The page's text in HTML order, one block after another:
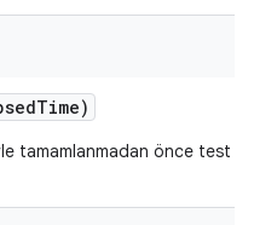
Time)
tamamlanmadan önce test